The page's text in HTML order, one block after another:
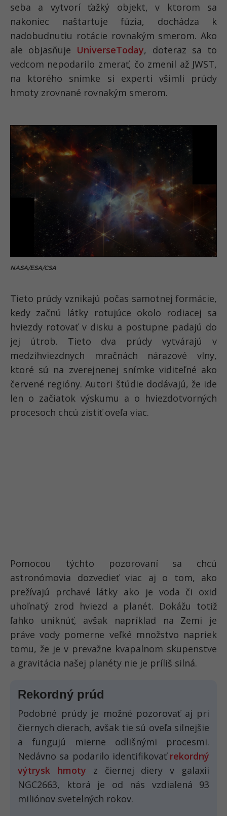
seba a vytvorí ťažký objekt, v ktorom sa
nakoniec naštartuje fúzia, dochádza k
nadobudnutiu rotácie rovnakým smerom. Ako
ale objasňuje UniverseToday, doteraz sa to
vedcom nepodarilo zmerať, čo zmenil až JWST,
na ktorého snímke si experti všimli prúdy
hmoty zrovnané rovnakým smerom.
NASA/ESA/CSA
Tieto prúdy vznikajú počas samotnej formácie,
kedy začnú látky rotujúce okolo rodiacej sa
hviezdy rotovať v disku a postupne padajú do
jej útrob. Tieto dva prúdy vytvárajú v
medzihviezdnych mračnách nárazové vlny,
ktoré sú na zverejnenej snímke viditeľné ako
červené regióny. Autori štúdie dodávajú, že ide
len o začiatok výskumu a o hviezdotvorných
procesoch chcú zistiť oveľa viac.
Pomocou týchto pozorovaní sa chcú
astronómovia dozvedieť viac aj o tom, ako
prežívajú prchavé látky ako je voda či oxid
uhoľnatý zrod hviezd a planét. Dokážu totiž
ľahko uniknúť, avšak napríklad na Zemi je
práve vody pomerne veľké množstvo napriek
tomu, že je v prevažne kvapalnom skupenstve
a gravitácia našej planéty nie je príliš silná.
Rekordný prúd
Podobné prúdy je možné pozorovať aj pri
čiernych dierach, avšak tie sú oveľa silnejšie
a fungujú mierne odlišnými procesmi.
Nedávno sa podarilo identifikovať rekordný
výtrysk hmoty z čiernej diery v galaxii
NGC2663, ktorá je od nás vzdialená 93
miliónov svetelných rokov.